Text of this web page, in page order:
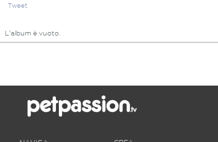
Tweet
L'album è vuoto.